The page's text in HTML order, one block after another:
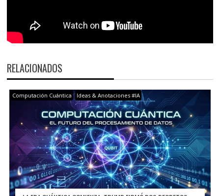
RELACIONADOS
Computación Cuántica Ideas & Anotaciones #IA